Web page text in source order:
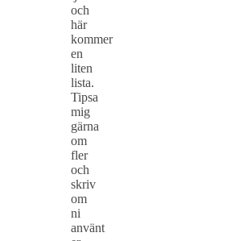
och
här
kommer
en
liten
lista.
Tipsa
mig
gärna
om
fler
och
skriv
om
ni
använt